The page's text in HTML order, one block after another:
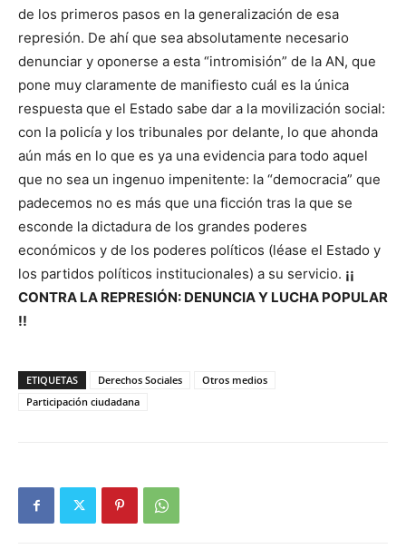
de los primeros pasos en la generalización de esa
represión. De ahí que sea absolutamente necesario
denunciar y oponerse a esta “intromisión” de la AN, que
pone muy claramente de manifiesto cuál es la única
respuesta que el Estado sabe dar a la movilización social:
con la policía y los tribunales por delante, lo que ahonda
aún más en lo que es ya una evidencia para todo aquel
que no sea un ingenuo impenitente: la “democracia” que
padecemos no es más que una ficción tras la que se
esconde la dictadura de los grandes poderes
económicos y de los poderes políticos (léase el Estado y
los partidos políticos institucionales) a su servicio. ¡¡
CONTRA LA REPRESIÓN: DENUNCIA Y LUCHA POPULAR
!!
ETIQUETAS Derechos Sociales
Otros medios
Participación ciudadana